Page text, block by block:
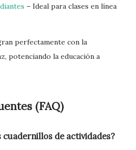
– Ideal para clases en línea
perfectamente con la
potenciando la educación a
(FAQ)
cuadernillos de actividades?